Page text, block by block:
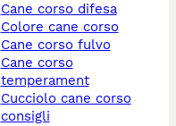
cane corso difesa
colore cane corso
cane corso fulvo
cane corso
temperament
cucciolo cane corso
consigli